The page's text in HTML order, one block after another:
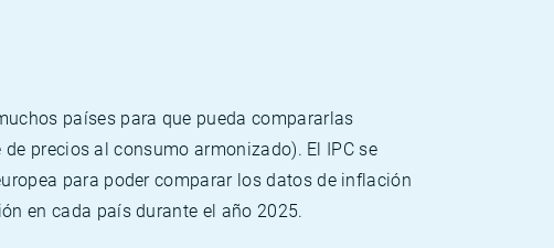
países para que pueda compararlas
precios al consumo armonizado). El IPC se
para poder comparar los datos de inflación
en cada país durante el año 2025.